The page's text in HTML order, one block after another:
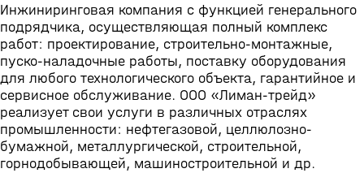
Инжиниринговая компания с функцией генерального
подрядчика, осуществляющая полный комплекс
работ: проектирование, строительно-монтажные,
пуско-наладочные работы, поставку оборудования
для любого технологического объекта, гарантийное и
сервисное обслуживание. ООО «Лиман-трейд»
реализует свои услуги в различных отраслях
промышленности: нефтегазовой, целлюлозно-
бумажной, металлургической, строительной,
горнодобывающей, машиностроительной и др.